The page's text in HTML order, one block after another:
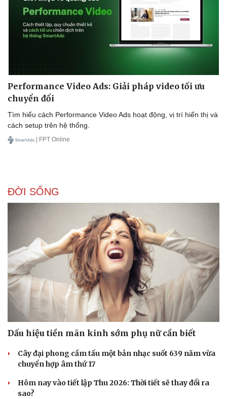
Doanh nghiệp 24h
Doanh nhân
Vì cộng đồng
Công nghệ
Sành điệu
Trải nghiệm
Chuyển đổi số
Performance Video Ads: Giải pháp video tối ưu
chuyển đổi
Tìm hiểu cách Performance Video Ads hoạt động, vị trí hiển thị và
cách setup trên hệ thống.
| FPT Online
ĐỜI SỐNG
Dấu hiệu tiền mãn kinh sớm phụ nữ cần biết
Cây đại phong cầm tấu một bản nhạc suốt 639 năm vừa
chuyển hợp âm thứ 17
Hôm nay vào tiết lập Thu 2026: Thời tiết sẽ thay đổi ra
sao?